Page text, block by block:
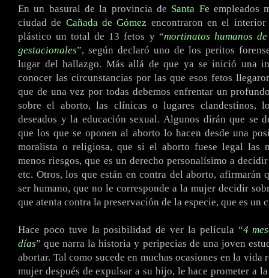
En un basural de la provincia de Santa Fe empleados
ciudad de Cañada de Gómez encontraron en el
plástico un total de 13 fetos y “mortinatos humanos
gestacionales”, según declaró uno de los peritos
lugar del hallazgo. Más allá de que ya se inició una
conocer las circunstancias por las que esos fetos
que de una vez por todas debemos enfrentar un
sobre el aborto, las clínicas o lugares clandestinos,
deseados y la educación sexual. Algunos dirán que se
que los que se oponen al aborto lo hacen desde una
moralista o religiosa, que si el aborto fuese legal las
menos riesgos, que es un derecho personalísimo a
etc. Otros, los que están en contra del aborto, afirmarán
ser humano, que no le corresponde a la mujer decidir
que atenta contra la preservación de la especie, que es un
Hace poco tuve la posibilidad de ver la película “4
días” que narra la historia y peripecias de una joven
abortar. Tal como sucede en muchas ocasiones en la vida
mujer después de expulsar a su hijo, le hace prometer a